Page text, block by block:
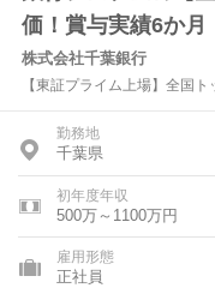
価！賞与実績6か月
株式会社千葉銀行
【東証プライム上場】全国
勤務地
千葉県
初年度年収
500万～1100万円
雇用形態
正社員